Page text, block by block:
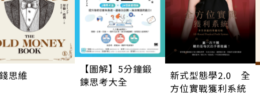
思維
【圖解】5分鐘鍛
鍊思考大全
新式型態學2.0 全
方位實戰獲利系統